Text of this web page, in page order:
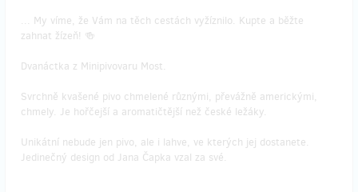
... My víme, že Vám na těch cestách vyžíznilo. Kupte a běžte
zahnat žízeň! 🍻
Dvanáctka z Minipivovaru Most.
Svrchně kvašené pivo chmelené různými, převážně americkými,
chmely. Je hořčejší a aromatičtější než české ležáky.
Unikátní nebude jen pivo, ale i lahve, ve kterých jej dostanete.
Jedinečný design od Jana Čapka vzal za své.